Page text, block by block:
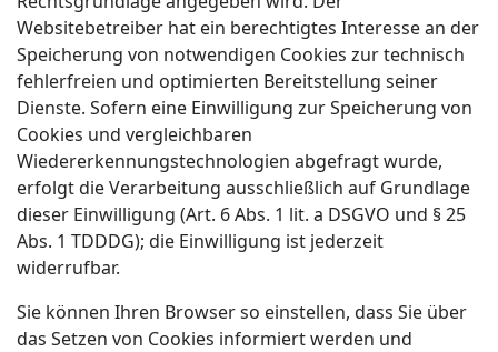
Websitebetreiber hat ein berechtigtes Interesse an der
Speicherung von notwendigen Cookies zur technisch
fehlerfreien und optimierten Bereitstellung seiner
Dienste. Sofern eine Einwilligung zur Speicherung von
Cookies und vergleichbaren
Wiedererkennungstechnologien abgefragt wurde,
erfolgt die Verarbeitung ausschließlich auf Grundlage
dieser Einwilligung (Art. 6 Abs. 1 lit. a DSGVO und § 25
Abs. 1 TDDDG); die Einwilligung ist jederzeit
widerrufbar.
Sie können Ihren Browser so einstellen, dass Sie über
das Setzen von Cookies informiert werden und